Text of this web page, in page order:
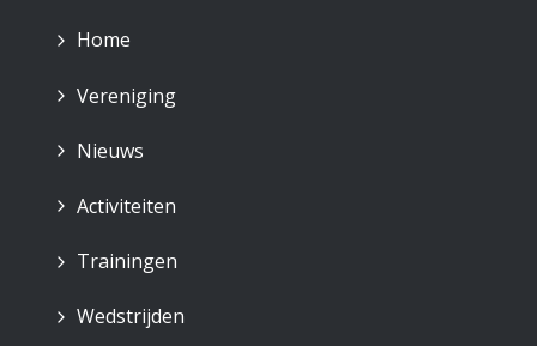
Home
Vereniging
Nieuws
Activiteiten
Trainingen
Wedstrijden